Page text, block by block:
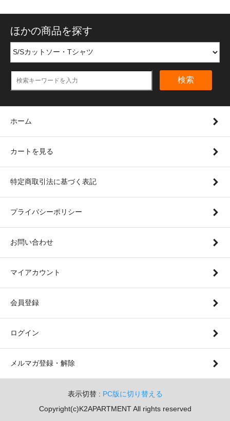
ほかの商品を探す
検索
ホーム
カートを見る
特定商取引法に基づく表記
プライバシーポリシー
お問い合わせ
マイアカウント
会員登録
ログイン
メルマガ登録・解除
表示切替 : PC版に切り替える
Copyright(c)K2APARTMENT All rights reserved